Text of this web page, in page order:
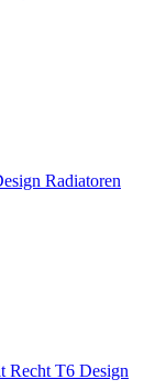
Radiatoren
Recht T6 Design